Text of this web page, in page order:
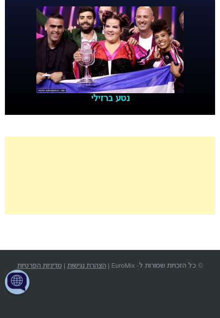
נטע ברזילי
© כל הזכויות שמורות ל- EuroMix | הצהרת נגישות |מדיניות הפרטיות